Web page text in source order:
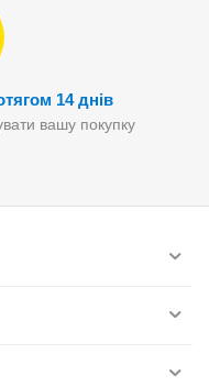
14 днів
вашу покупку